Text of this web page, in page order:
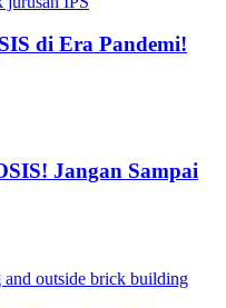
di Era Pandemi!
Jangan Sampai